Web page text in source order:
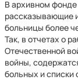
В архивном
рассказывающие
больницы более
Так, в отчетах о
Отечественной
войны,
больных и списки